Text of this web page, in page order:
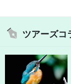
ツアーズコ